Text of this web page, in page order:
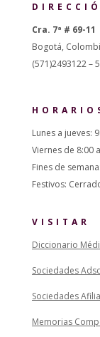
Cra. 7ª # 69-11
Bogotá,
(571)2493122 –
Lunes a jueves:
Viernes de 8:00
Fines de
Festivos:
VISITAR
Diccionario
Sociedades
Sociedades
Memorias